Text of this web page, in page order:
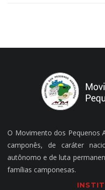
O Movimento dos Pequenos
camponês, de caráter
autônomo e de luta
famílias camponesas.